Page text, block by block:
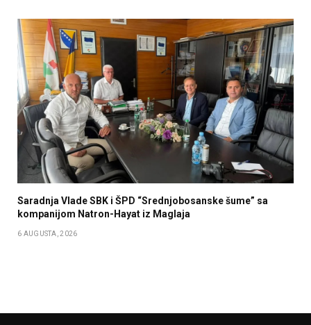
Saradnja Vlade SBK i ŠPD “Srednjobosanske šume” sa
kompanijom Natron-Hayat iz Maglaja
6 AUGUSTA, 2026